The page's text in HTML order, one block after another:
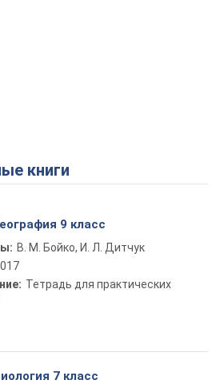
книги
9 класс
В. М. Бойко, И. Л. Дитчук
Тетрадь для практических
7 класс